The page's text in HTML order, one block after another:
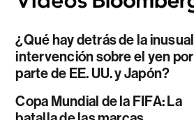
¿Qué hay detrás de la inusual
intervención sobre el yen por
parte de EE. UU. y Japón?
Copa Mundial de la FIFA: La